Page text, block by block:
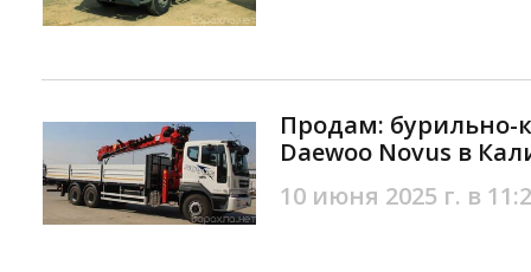
Продам:
Daewoo Novus в
10 июня 2025 г. в